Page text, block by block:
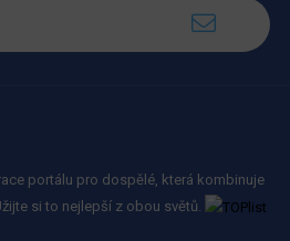
portálu pro dospělé, která kombinuje
si to nejlepší z obou světů.